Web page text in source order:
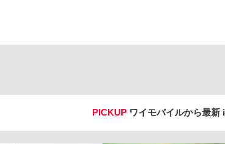
PICKUP ワイモバイルから最新